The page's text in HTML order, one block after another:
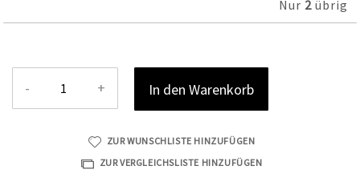
Nur 2 übrig
- + In den Warenkorb
ZUR WUNSCHLISTE HINZUFÜGEN
ZUR VERGLEICHSLISTE HINZUFÜGEN